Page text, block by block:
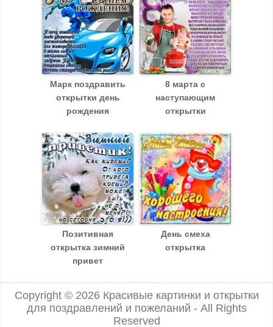
Марк поздравить
открытки день
рождения
8 марта с
наступающим
открытки
Позитивная
открытка зимний
привет
День смеха
открытка
Copyright © 2026 Красивые картинки и открытки
для поздравлений и пожеланий - All Rights
Reserved